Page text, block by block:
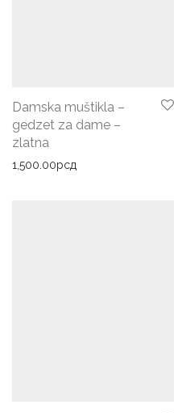
Damska muštikla –
gedzet za dame –
zlatna
1,500.00рсд